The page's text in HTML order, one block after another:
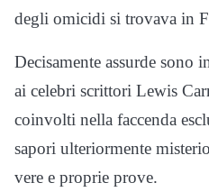
degli omicidi si trovava in
Decisamente assurde sono
ai celebri scrittori Lewis
coinvolti nella faccenda
sapori ulteriormente
vere e proprie prove.